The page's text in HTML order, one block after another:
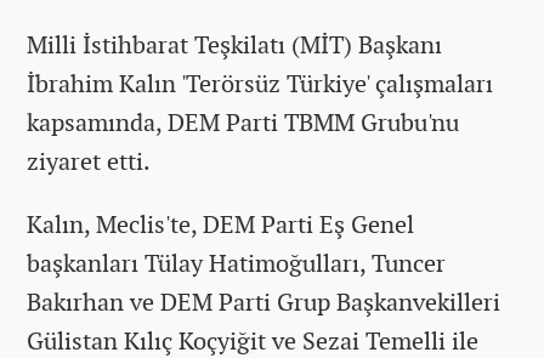
Milli İstihbarat Teşkilatı (MİT) Başkanı
İbrahim Kalın 'Terörsüz Türkiye' çalışmaları
kapsamında, DEM Parti TBMM Grubu'nu
ziyaret etti.
Kalın, Meclis'te, DEM Parti Eş Genel
başkanları Tülay Hatimoğulları, Tuncer
Bakırhan ve DEM Parti Grup Başkanvekilleri
Gülistan Kılıç Koçyiğit ve Sezai Temelli ile